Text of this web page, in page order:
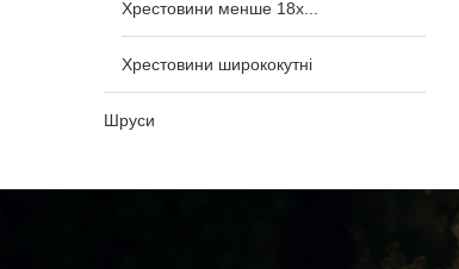
Хрестовини менше 18x...
Хрестовини ширококутні
Шруси